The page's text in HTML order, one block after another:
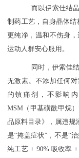
而以伊索佳结
制药工艺，自身晶体结
更纯净，温和不伤身
运动人群安心服用。
同时，伊索佳
无激素。不添加任何
的镇痛剂，不影响
MSM（甲基磺酰甲烷
品原料目录》，属违
是“掩盖症状”，不是“
纯工艺 + 90% 吸收率